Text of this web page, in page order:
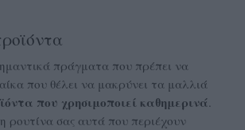
πράγματα που πρέπει να
που θέλει να μακρύνει τα μαλλιά
που χρησιμοποιεί καθημερινά.
ρουτίνα σας αυτά που περιέχουν